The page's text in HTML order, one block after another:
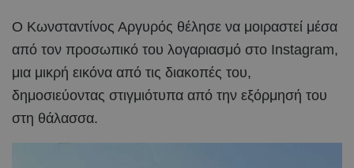
Ο Κωνσταντίνος Αργυρός θέλησε να μοιραστεί μέσα
από τον προσωπικό του λογαριασμό στο Instagram,
μια μικρή εικόνα από τις διακοπές του,
δημοσιεύοντας στιγμιότυπα από την εξόρμησή του
στη θάλασσα.